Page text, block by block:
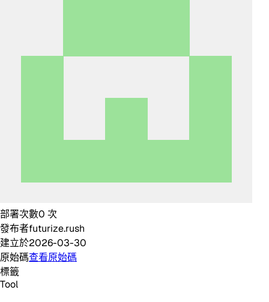
部署次數0 次
發布者futurize.rush
建立於2026-03-30
原始碼查看原始碼
標籤
Tool